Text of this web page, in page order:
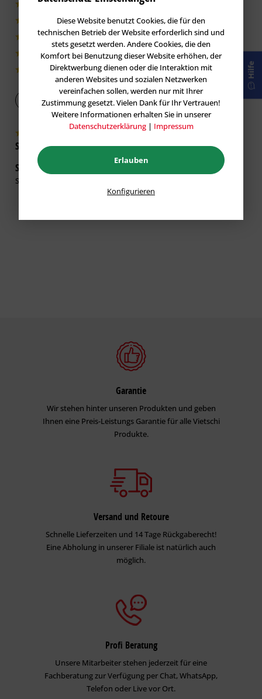
0|0%
0|0%
0|0%
0|0%
Bewertung abgeben
Shopkunde verifiziert
Sehr Stabil
Super stabile abstreifgitter
Garantie
Wir stehen hinter unseren Produkten und geben
Ihnen eine Preis-Leistungs Garantie für alle Vietschi
Produkte.
Versand und Retoure
Schnelle Lieferzeiten und 14 Tage Rückgaberecht!
Eine Abholung in unserer Filiale ist natürlich auch
möglich.
Profi Beratung
Unsere Mitarbeiter stehen jederzeit für eine
Fachberatung zur Verfügung per Chat, WhatsApp,
Telefon oder Live vor Ort.
Hilfe
Diese Website benutzt Cookies, die für den
technischen Betrieb der Website erforderlich sind und
stets gesetzt werden. Andere Cookies, die den
Komfort bei Benutzung dieser Website erhöhen, der
Direktwerbung dienen oder die Interaktion mit
anderen Websites und sozialen Netzwerken
vereinfachen sollen, werden nur mit Ihrer
Zustimmung gesetzt. Vielen Dank für Ihr Vertrauen!
Weitere Informationen erhalten Sie in unserer
Datenschutzerklärung| Impressum
Erlauben
Konfigurieren